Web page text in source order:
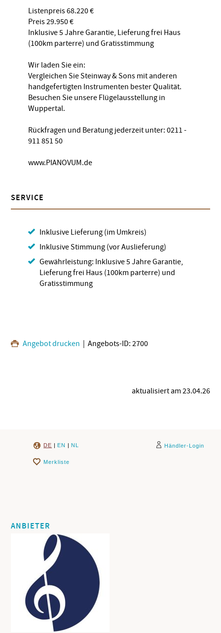
Listenpreis 68.220 €
Preis 29.950 €
Inklusive 5 Jahre Garantie, Lieferung frei Haus
(100km parterre) und Gratisstimmung
Wir laden Sie ein:
Vergleichen Sie Steinway & Sons mit anderen
handgefertigten Instrumenten bester Qualität.
Besuchen Sie unsere Flügelausstellung in
Wuppertal.
Rückfragen und Beratung jederzeit unter: 0211 -
911 851 50
www.PIANOVUM.de
SERVICE
Inklusive Lieferung (im Umkreis)
Inklusive Stimmung (vor Auslieferung)
Gewährleistung: Inklusive 5 Jahre Garantie,
Lieferung frei Haus (100km parterre) und
Gratisstimmung
Angebot drucken | Angebots-ID: 2700
aktualisiert am 23.04.26
DE | EN | NL Händler-Login
Merkliste
ANBIETER